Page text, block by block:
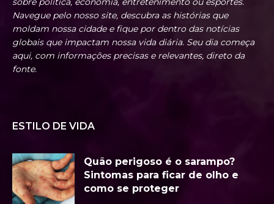
Navegue pelo nosso site, descubra as histórias que
moldam nossa cidade e fique por dentro das notícias
globais que impactam nossa vida diária. Seu dia começa
aqui, com informações precisas e relevantes, direto da
fonte.
ESTILO DE VIDA
Quão perigoso é o sarampo?
Sintomas para ficar de olho e
como se proteger